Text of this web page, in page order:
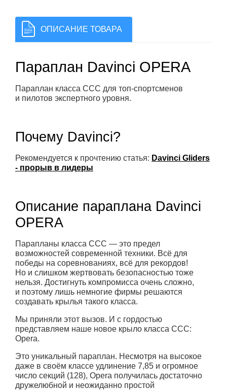
ОПИСАНИЕ ТОВАРА
Параплан Davinci OPERA
Параплан класса CCC для топ-спортсменов
и пилотов экспертного уровня.
Почему Davinci?
Рекомендуется к прочтению статья: Davinci Gliders
- прорыв в лидеры
Описание параплана Davinci
OPERA
Парапланы класса CCC — это предел
возможностей современной техники. Всё для
победы на соревнованиях, всё для рекордов!
Но и слишком жертвовать безопасностью тоже
нельзя. Достигнуть компромисса очень сложно,
и поэтому лишь немногие фирмы решаются
создавать крылья такого класса.
Мы приняли этот вызов. И с гордостью
представляем наше новое крыло класса CCC:
Opera.
Это уникальный параплан. Несмотря на высокое
даже в своём классе удлинение 7,85 и огромное
число секций (128), Opera получилась достаточно
дружелюбной и неожиданно простой